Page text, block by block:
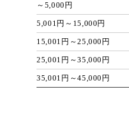
～5,000円
5,001円～15,000円
15,001円～25,000円
25,001円～35,000円
35,001円～45,000円